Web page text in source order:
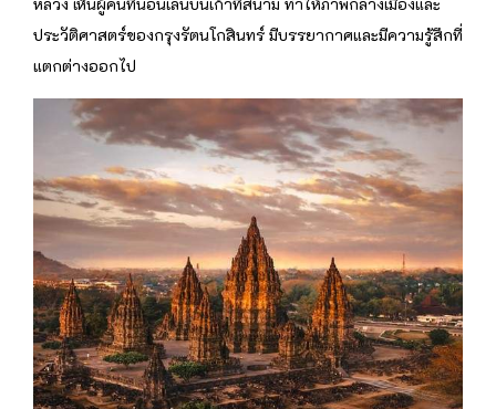
ประวัติศาสตร์ของกรุงรัตนโกสินทร์ มีบรรยากาศและมีความรู้สึกที่
แตกต่างออกไป